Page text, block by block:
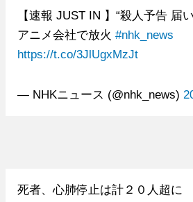
【速報 JUST IN 】“殺人予告 届
アニメ会社で放火 #nhk_news
https://t.co/3JlUgxMzJt
— NHKニュース (@nhk_news)
死者、心肺停止は計２０人超に